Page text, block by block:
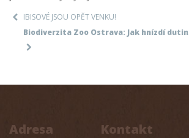
IBISOVÉ JSOU OPĚT VENKU!
Biodiverzita Zoo Ostrava: Jak hnízdí
Adresa Kontakt